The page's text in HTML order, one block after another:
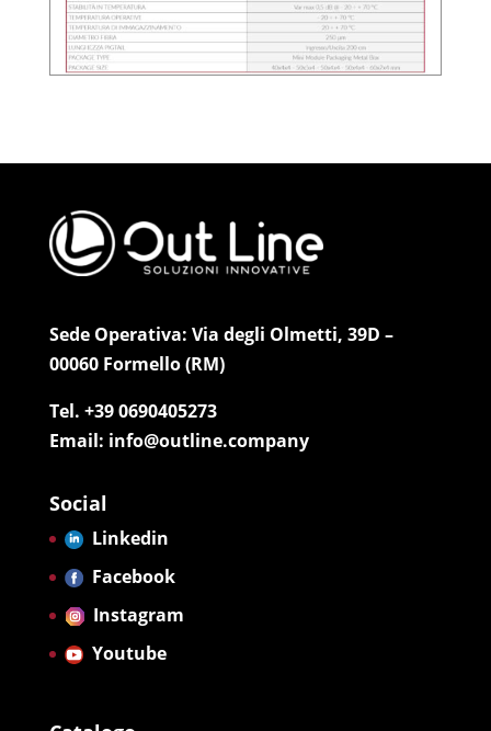
Sede Operativa: Via degli Olmetti, 39D –
00060 Formello (RM)
Tel. +39 0690405273
Email: info@outline.company
Social
Linkedin
Facebook
Instagram
Youtube